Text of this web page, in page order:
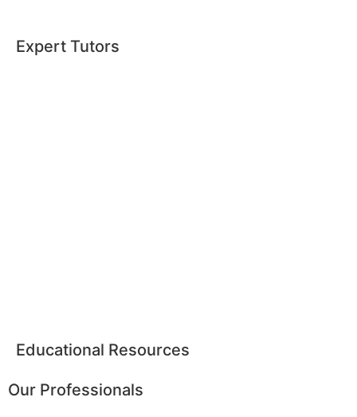
Expert Tutors
Educational Resources
Our Professionals